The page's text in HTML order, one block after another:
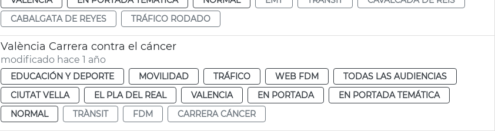
CABALGATA DE REYES
TRÁFICO RODADO
València Carrera contra el cáncer
modificado hace 1 año
EDUCACIÓN Y DEPORTE MOVILIDAD TRÁFICO WEB FDM
TODAS LAS AUDIENCIAS
CIUTAT VELLA
EL PLA DEL REAL VALENCIA EN PORTADA
EN PORTADA TEMÁTICA
NORMAL
TRÀNSIT FDM CARRERA CÁNCER